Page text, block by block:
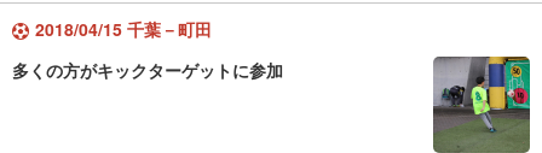
2018/04/15 千葉－町田
多くの方がキックターゲットに参加